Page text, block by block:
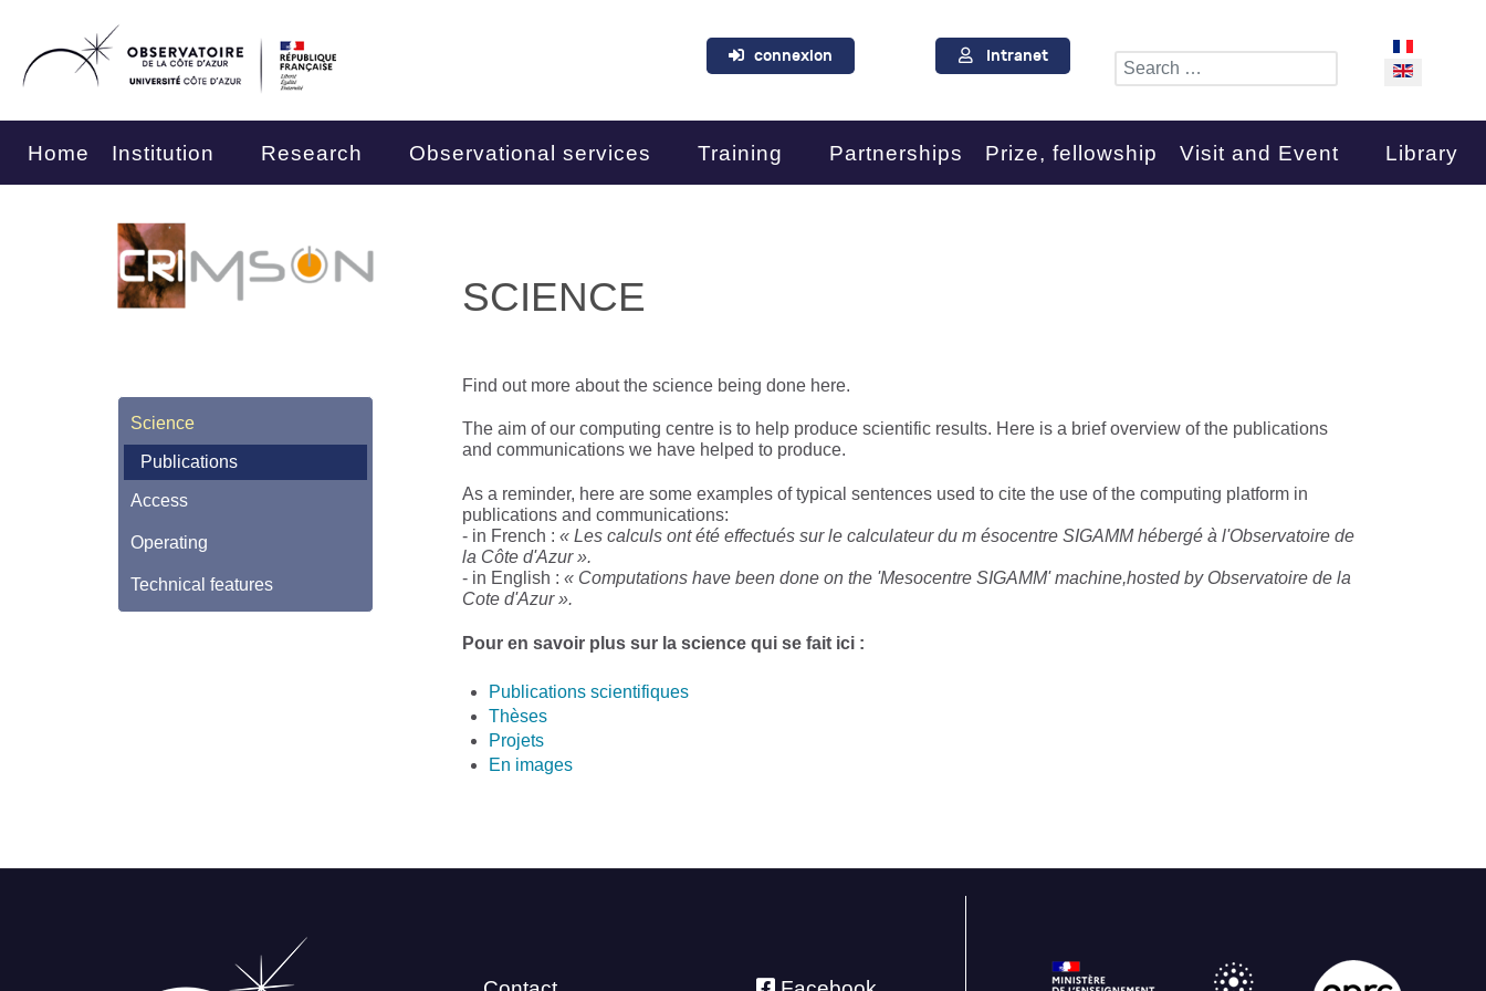
connexion Intranet Search
Select your
Home Institution Research Observational services Training Partnerships Prize, fellowship Visit and Event Library
Science
Publications
Access
Operating
Technical features
SCIENCE
Find out more about the science being done here.
The aim of our computing centre is to help produce scientific results. Here is a brief overview of the publications
and communications we have helped to produce.
As a reminder, here are some examples of typical sentences used to cite the use of the computing platform in
publications and communications:
- in French : « Les calculs ont été effectués sur le calculateur du m ésocentre SIGAMM hébergé à l'Observatoire de
la Côte d'Azur ».
- in English : « Computations have been done on the 'Mesocentre SIGAMM' machine,hosted by Observatoire de la
Cote d'Azur ».
Pour en savoir plus sur la science qui se fait ici :
Publications scientifiques
Thèses
Projets
En images